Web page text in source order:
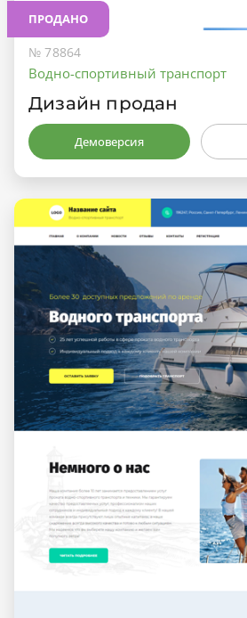
ПРОДАНО
№ 78864
Водно-спортивный транспорт
Дизайн продан
Демоверсия